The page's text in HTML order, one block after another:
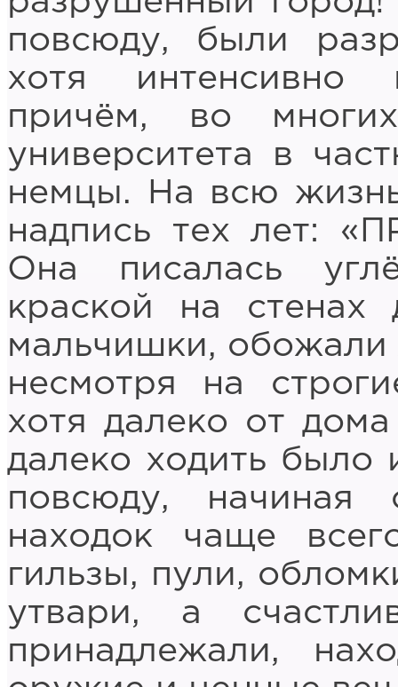
повсюду, были
хотя интенсивно
причём, во
университета в
немцы. На всю жизнь
надпись тех лет:
Она писалась
краской на
мальчишки, обожали
несмотря на
хотя далеко от
далеко ходить было
повсюду, начиная
находок чаще
гильзы, пули,
утвари, а
принадлежали,